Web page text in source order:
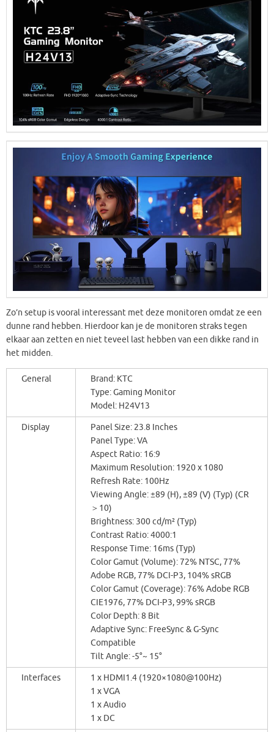
Zo’n setup is vooral interessant met deze monitoren omdat ze een
dunne rand hebben. Hierdoor kan je de monitoren straks tegen
elkaar aan zetten en niet teveel last hebben van een dikke rand in
het midden.
General
Brand: KTC
Type: Gaming Monitor
Model: H24V13
Display
Panel Size: 23.8 Inches
Panel Type: VA
Aspect Ratio: 16:9
Maximum Resolution: 1920 x 1080
Refresh Rate: 100Hz
Viewing Angle: ±89 (H), ±89 (V) (Typ) (CR
＞10)
Brightness: 300 cd/m² (Typ)
Contrast Ratio: 4000:1
Response Time: 16ms (Typ)
Color Gamut (Volume): 72% NTSC, 77%
Adobe RGB, 77% DCI-P3, 104% sRGB
Color Gamut (Coverage): 76% Adobe RGB
CIE1976, 77% DCI-P3, 99% sRGB
Color Depth: 8 Bit
Adaptive Sync: FreeSync & G-Sync
Compatible
Tilt Angle: -5°~ 15°
Interfaces
1 x HDMI1.4 (1920×1080@100Hz)
1 x VGA
1 x Audio
1 x DC